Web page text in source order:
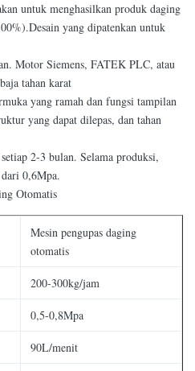
untuk menghasilkan produk daging
yang dipatenkan untuk
Motor Siemens, FATEK PLC, atau
tahan karat
yang ramah dan fungsi tampilan
yang dapat dilepas, dan tahan
2-3 bulan. Selama produksi,
0,6Mpa.
Otomatis
Mesin pengupas daging
otomatis
200-300kg/jam
0,5-0,8Mpa
90L/menit